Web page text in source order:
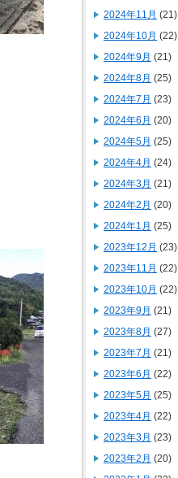
2024年11月 (21)
2024年10月 (22)
2024年9月 (21)
2024年8月 (25)
2024年7月 (23)
2024年6月 (20)
2024年5月 (25)
2024年4月 (24)
2024年3月 (21)
2024年2月 (20)
2024年1月 (25)
2023年12月 (23)
2023年11月 (22)
2023年10月 (22)
2023年9月 (21)
2023年8月 (27)
2023年7月 (21)
2023年6月 (22)
2023年5月 (25)
2023年4月 (22)
2023年3月 (23)
2023年2月 (20)